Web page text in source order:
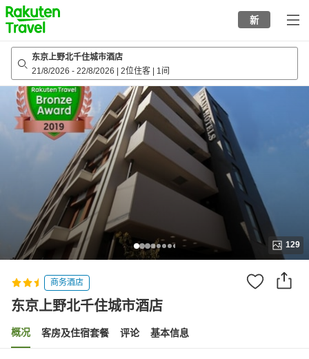
to
top
page
新
东京上野北千住城市酒店
21/8/2026 - 22/8/2026 2位住客 1间
129
商务酒店
东京上野北千住城市酒店
概况 客房及住宿套餐 评论 基本信息